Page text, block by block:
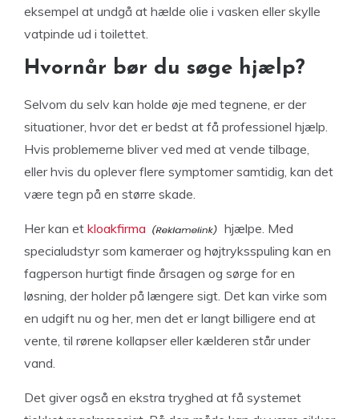
eksempel at undgå at hælde olie i vasken eller skylle
vatpinde ud i toilettet.
Hvornår bør du søge hjælp?
Selvom du selv kan holde øje med tegnene, er der
situationer, hvor det er bedst at få professionel hjælp.
Hvis problemerne bliver ved med at vende tilbage,
eller hvis du oplever flere symptomer samtidig, kan det
være tegn på en større skade.
Her kan et kloakfirma
hjælpe. Med
specialudstyr som kameraer og højtryksspuling kan en
fagperson hurtigt finde årsagen og sørge for en
løsning, der holder på længere sigt. Det kan virke som
en udgift nu og her, men det er langt billigere end at
vente, til rørene kollapser eller kælderen står under
vand.
Det giver også en ekstra tryghed at få systemet